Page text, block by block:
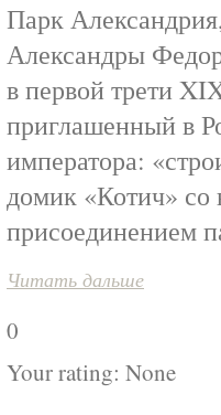
Парк
Александры
в первой трети
приглашенный в
императора:
домик «Котич» со
присоединением
Читать дальше
0
Your rating: None